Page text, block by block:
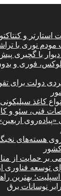
استارتر و
نوری با
دیوار با گچبری
فوری و
دولت برای
کاغذ
فنی، سئو و
بر حمایت از
توسعه فناوری
اسپلیت؛ بهترین
نوسانات برق